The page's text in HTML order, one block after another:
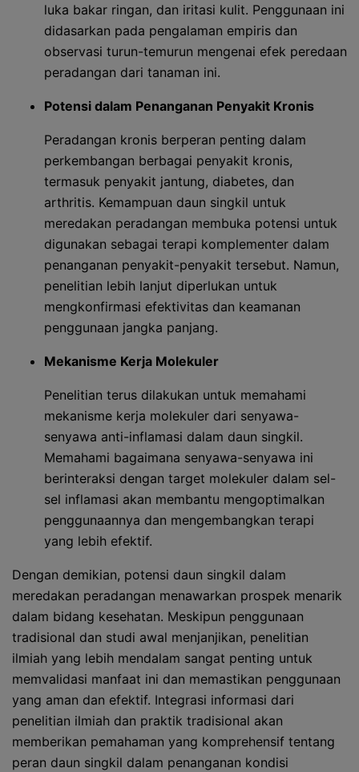
luka bakar ringan, dan iritasi kulit. Penggunaan ini
didasarkan pada pengalaman empiris dan
observasi turun-temurun mengenai efek peredaan
peradangan dari tanaman ini.
Potensi dalam Penanganan Penyakit Kronis
Peradangan kronis berperan penting dalam
perkembangan berbagai penyakit kronis,
termasuk penyakit jantung, diabetes, dan
arthritis. Kemampuan daun singkil untuk
meredakan peradangan membuka potensi untuk
digunakan sebagai terapi komplementer dalam
penanganan penyakit-penyakit tersebut. Namun,
penelitian lebih lanjut diperlukan untuk
mengkonfirmasi efektivitas dan keamanan
penggunaan jangka panjang.
Mekanisme Kerja Molekuler
Penelitian terus dilakukan untuk memahami
mekanisme kerja molekuler dari senyawa-
senyawa anti-inflamasi dalam daun singkil.
Memahami bagaimana senyawa-senyawa ini
berinteraksi dengan target molekuler dalam sel-
sel inflamasi akan membantu mengoptimalkan
penggunaannya dan mengembangkan terapi
yang lebih efektif.
Dengan demikian, potensi daun singkil dalam
meredakan peradangan menawarkan prospek menarik
dalam bidang kesehatan. Meskipun penggunaan
tradisional dan studi awal menjanjikan, penelitian
ilmiah yang lebih mendalam sangat penting untuk
memvalidasi manfaat ini dan memastikan penggunaan
yang aman dan efektif. Integrasi informasi dari
penelitian ilmiah dan praktik tradisional akan
memberikan pemahaman yang komprehensif tentang
peran daun singkil dalam penanganan kondisi